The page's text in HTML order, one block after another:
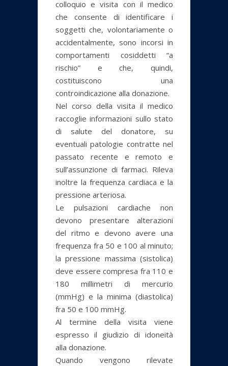
colloquio e visita con il medico
che consente di identificare i
soggetti che, volontariamente o
accidentalmente, sono incorsi in
comportamenti cosiddetti “a
rischio” e che, quindi,
costituiscono una
controindicazione alla donazione.
Nel corso della visita il medico
raccoglie informazioni sullo stato
di salute del donatore, su
eventuali patologie contratte nel
passato recente e remoto e
sull’assunzione di farmaci. Rileva
inoltre la frequenza cardiaca e la
pressione arteriosa.
Le pulsazioni cardiache non
devono presentare alterazioni
del ritmo e devono avere una
frequenza fra 50 e 100 al minuto;
la pressione massima (sistolica)
deve essere compresa fra 110 e
180 millimetri di mercurio
(mmHg) e la minima (diastolica)
fra 50 e 100 mmHg.
Al termine della visita viene
espresso il giudizio di idoneità
alla donazione.
Quando vengono rilevate